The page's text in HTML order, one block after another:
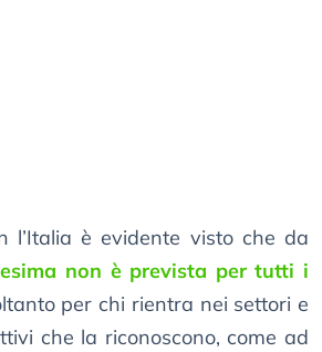
l’Italia è evidente visto che da
non è prevista per tutti i
per chi rientra nei settori e
che la riconoscono, come ad